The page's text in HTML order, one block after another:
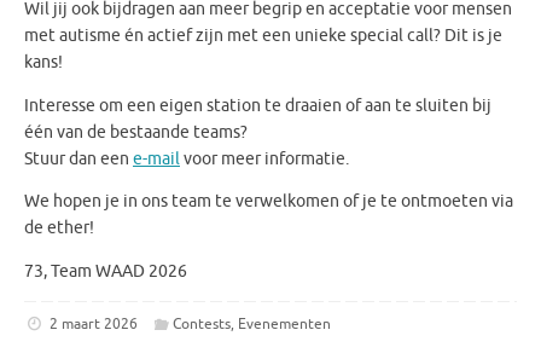
Wil jij ook bijdragen aan meer begrip en acceptatie voor mensen
met autisme én actief zijn met een unieke special call? Dit is je
kans!
Interesse om een eigen station te draaien of aan te sluiten bij
één van de bestaande teams?
Stuur dan een e-mailvoor meer informatie.
We hopen je in ons team te verwelkomen of je te ontmoeten via
de ether!
73, Team WAAD 2026
2 maart 2026 Contests, Evenementen